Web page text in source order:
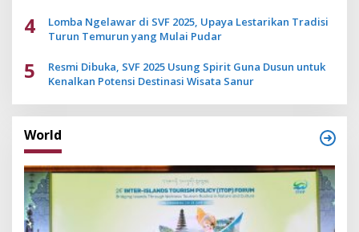
4
Lomba Ngelawar di SVF 2025, Upaya Lestarikan Tradisi
Turun Temurun yang Mulai Pudar
5
Resmi Dibuka, SVF 2025 Usung Spirit Guna Dusun untuk
Kenalkan Potensi Destinasi Wisata Sanur
World